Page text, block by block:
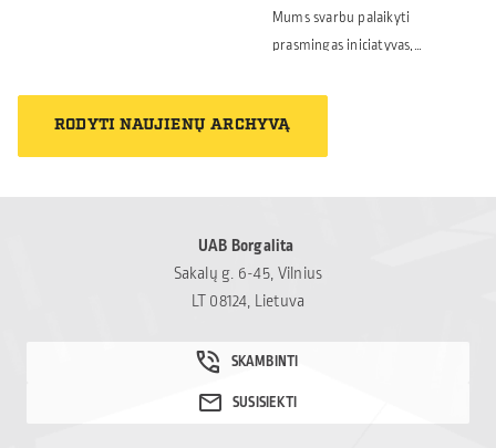
visoje Lietuvoje.
„Jaunimo linijos“
susiduria su nerimu,
sudėtingais gyvenimo
tokia pagalba gali tapti
svarbiu […]
Mums svarbu palaikyti
prasmingas iniciatyvas,
pagalbą tiems, kam jos
labiausiai reikia. Šiais
metais skyrėme paramą
padedančiam šeimoms,
susiduriančioms su
vaikų onkologinėmis
tapti reikšminga
RODYTI NAUJIENŲ ARCHYVĄ
UAB Borgalita
Sakalų g. 6-45, Vilnius
LT 08124, Lietuva